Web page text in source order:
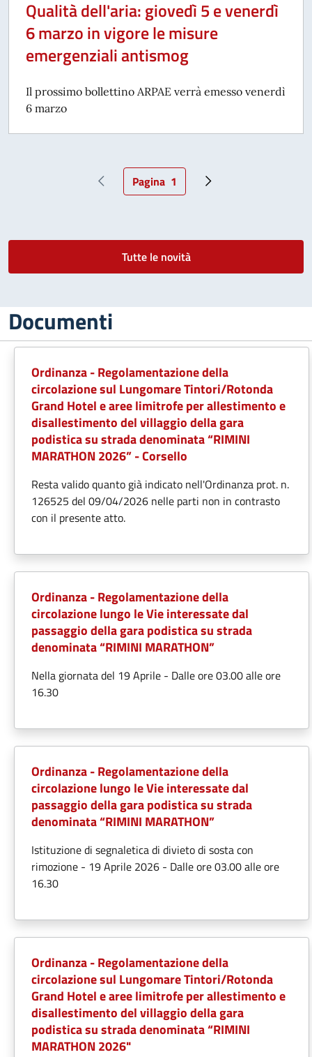
Qualità dell'aria: giovedì 5 e venerdì
6 marzo in vigore le misure
emergenziali antismog
Il prossimo bollettino ARPAE verrà emesso venerdì
6 marzo
Pagina precedente
Pagina attuale
Pagina 1 Pagina successiva
Tutte le novità
Documenti
Ordinanza - Regolamentazione della
circolazione sul Lungomare Tintori/Rotonda
Grand Hotel e aree limitrofe per allestimento e
disallestimento del villaggio della gara
podistica su strada denominata “RIMINI
MARATHON 2026” - Corsello
Resta valido quanto già indicato nell'Ordinanza prot. n.
126525 del 09/04/2026 nelle parti non in contrasto
con il presente atto.
Ordinanza - Regolamentazione della
circolazione lungo le Vie interessate dal
passaggio della gara podistica su strada
denominata “RIMINI MARATHON”
Nella giornata del 19 Aprile - Dalle ore 03.00 alle ore
16.30
Ordinanza - Regolamentazione della
circolazione lungo le Vie interessate dal
passaggio della gara podistica su strada
denominata “RIMINI MARATHON”
Istituzione di segnaletica di divieto di sosta con
rimozione - 19 Aprile 2026 - Dalle ore 03.00 alle ore
16.30
Ordinanza - Regolamentazione della
circolazione sul Lungomare Tintori/Rotonda
Grand Hotel e aree limitrofe per allestimento e
disallestimento del villaggio della gara
podistica su strada denominata “RIMINI
MARATHON 2026"